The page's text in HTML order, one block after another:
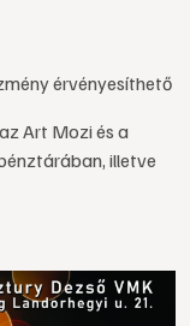
érvényesíthető
Art Mozi és a
illetve